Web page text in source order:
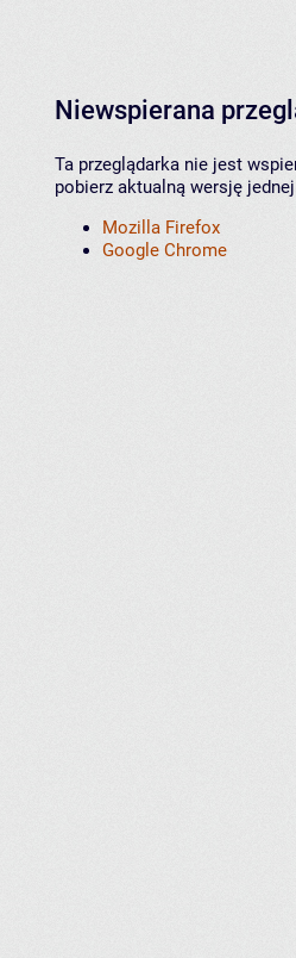
Niewspierana
Ta przeglądarka nie jest
pobierz aktualną wersję
Mozilla Firefox
Google Chrome